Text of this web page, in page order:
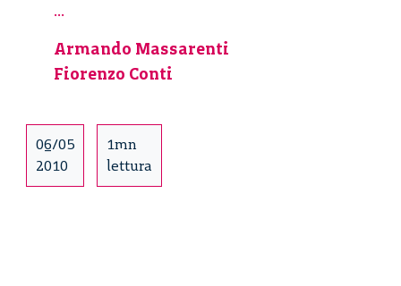
...
grandi
questioni
Armando Massarenti
Fiorenzo Conti
06/05
2010
1mn
lettura